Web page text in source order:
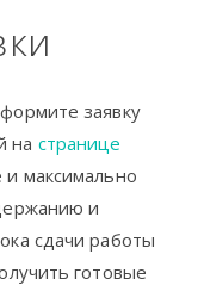
заявку
на странице
максимально
и
сдачи работы
готовые